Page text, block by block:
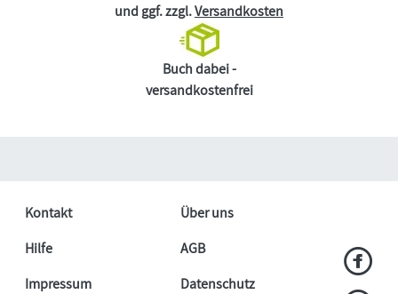
und ggf. zzgl.Versandkosten
Buch dabei -
versandkostenfrei
Kontakt
Über uns
Hilfe
AGB
Impressum
Datenschutz